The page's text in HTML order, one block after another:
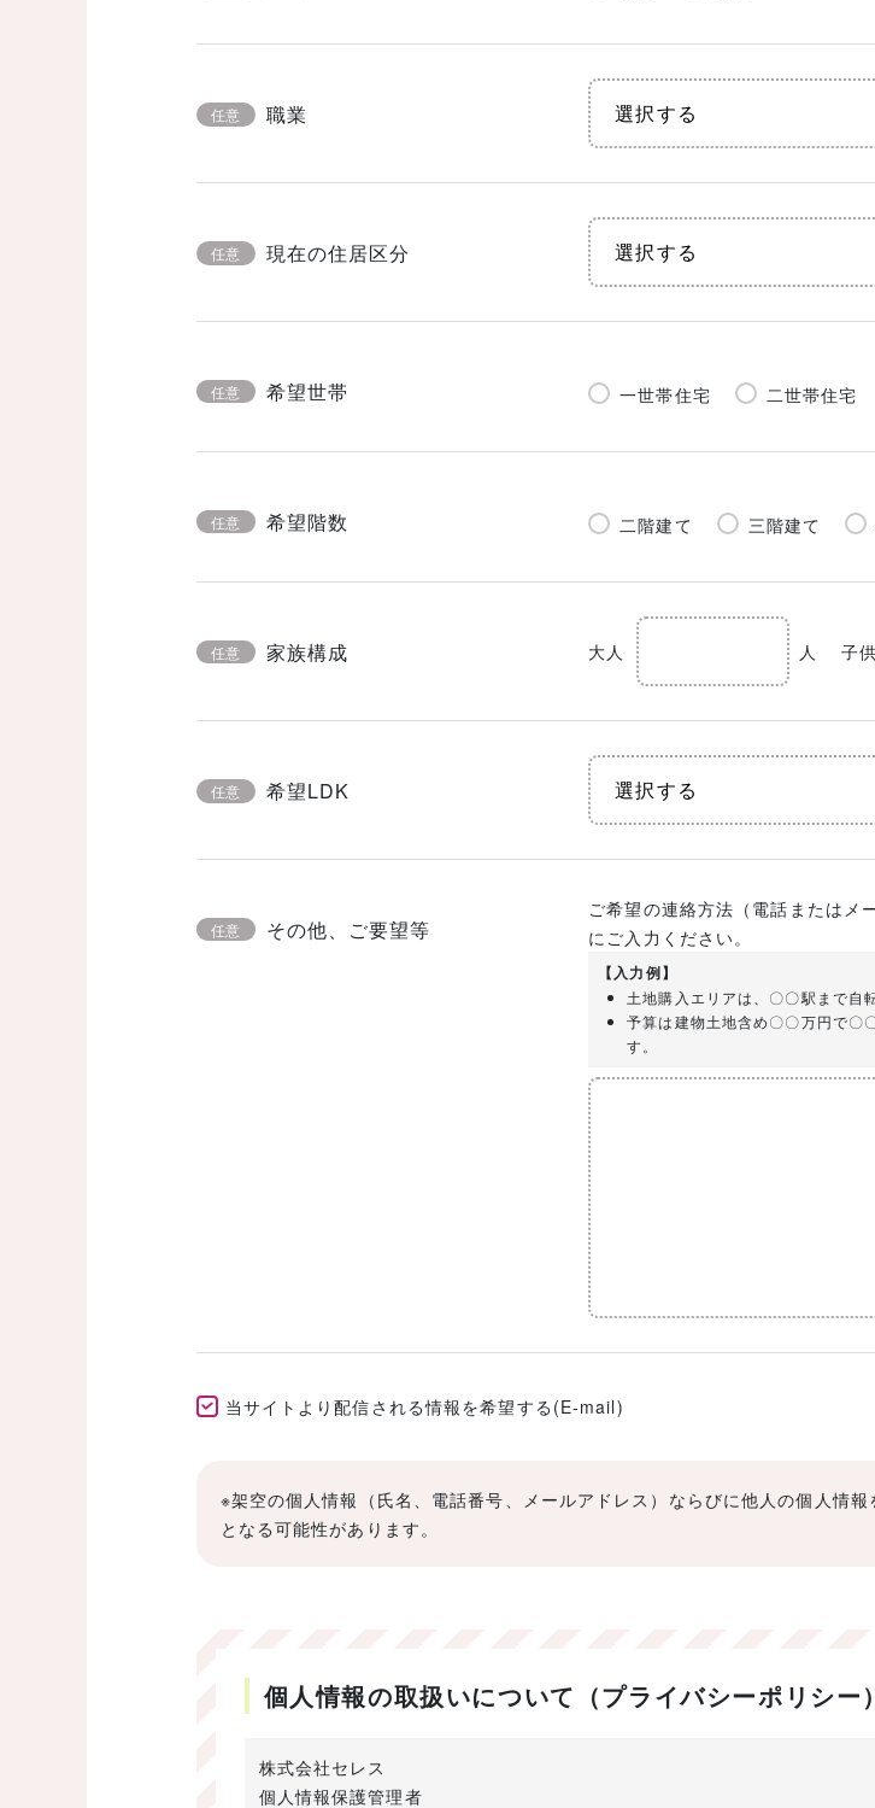
任意 職業
任意 現在の住居区分
任意 希望世帯 一世帯住宅 二世帯住宅
任意 希望階数 二階建て 三階建て
任意 家族構成 大人 人 子供
任意 希望LDK
任意 その他、ご要望等
ご希望の連絡方法（電話またはメ
にご入力ください。
【入力例】
土地購入エリアは、〇〇駅まで自
予算は建物土地含め〇〇万円で
す。
当サイトより配信される情報を希望する(E-mail)
※架空の個人情報（氏名、電話番号、メールアドレス）ならびに他人の個人情
となる可能性があります。
個人情報の取扱いについて（プライバシーポリシー）
株式会社セレス
個人情報保護管理者